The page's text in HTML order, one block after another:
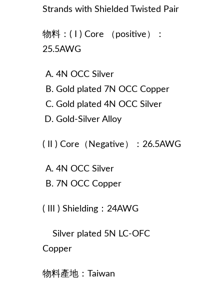
Strands with Shielded Twisted Pair
物料：( I ) Core （positive）：
25.5AWG
4N OCC Silver
Gold plated 7N OCC Copper
Gold plated 4N OCC Silver
Gold-Silver Alloy
( II ) Core（Negative）：26.5AWG
4N OCC Silver
7N OCC Copper
( III ) Shielding：24AWG
Silver plated 5N LC-OFC
Copper
物料產地：Taiwan